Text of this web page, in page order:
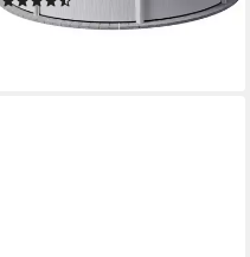
ab 649,00 €